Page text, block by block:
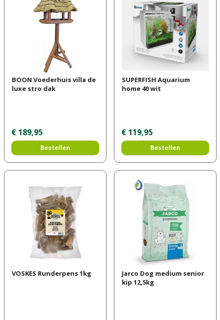
BOON Voederhuis villa de
luxe stro dak
€ 189,95
Bestellen
SUPERFISH Aquarium
home 40 wit
€ 119,95
Bestellen
VOSKES Runderpens 1kg
Jarco Dog medium senior
kip 12,5kg